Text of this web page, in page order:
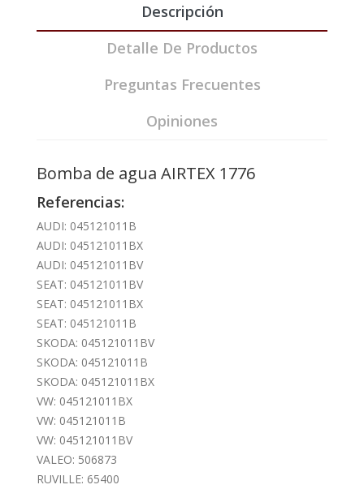
Descripción
Detalle De Productos
Preguntas Frecuentes
Opiniones
Bomba de agua AIRTEX 1776
Referencias:
AUDI: 045121011B
AUDI: 045121011BX
AUDI: 045121011BV
SEAT: 045121011BV
SEAT: 045121011BX
SEAT: 045121011B
SKODA: 045121011BV
SKODA: 045121011B
SKODA: 045121011BX
VW: 045121011BX
VW: 045121011B
VW: 045121011BV
VALEO: 506873
RUVILLE: 65400